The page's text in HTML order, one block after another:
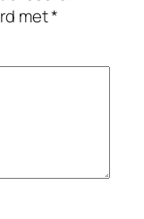
met*